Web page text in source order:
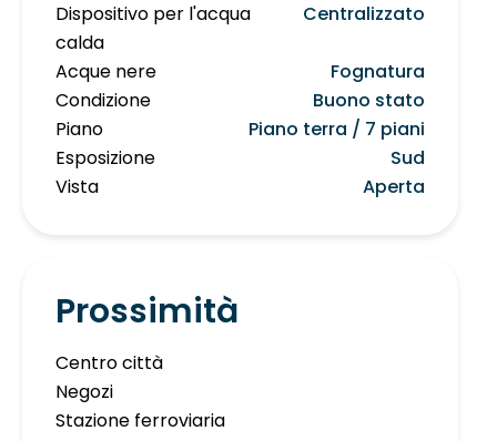
Dispositivo per l'acqua
calda
Centralizzato
Acque nere
Fognatura
Condizione
Buono stato
Piano
Piano terra / 7 piani
Esposizione
Sud
Vista
Aperta
Prossimità
Centro città
Negozi
Stazione ferroviaria